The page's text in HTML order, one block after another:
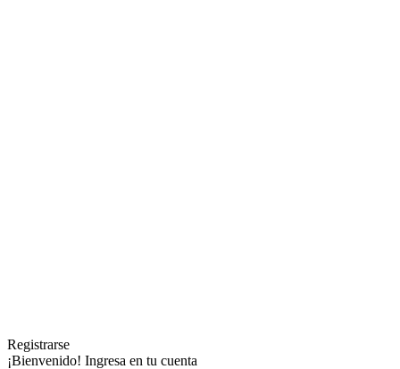
Registrarse
¡Bienvenido! Ingresa en tu cuenta